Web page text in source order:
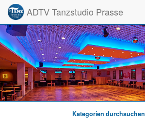
ADTV Tanzstudio Prasse
Kategorien durchsuchen